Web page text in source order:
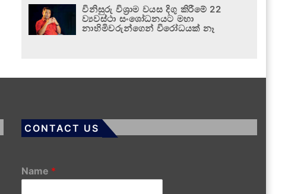
විනිසුරු විශ්‍රාම වයස දිගු කිරීමේ 22
ව්‍යවස්ථා සංශෝධනයට මහා
නාහිමිවරුන්ගෙන් විරෝධයක් නෑ
CONTACT US
Name *